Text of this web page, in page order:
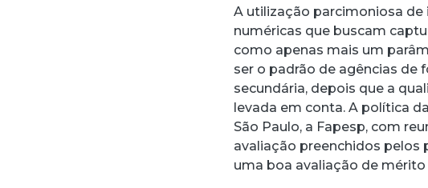
A utilização parcimoniosa
numéricas que buscam
como apenas mais um
ser o padrão de agências de
secundária, depois que a
levada em conta. A política
São Paulo, a Fapesp, com
avaliação preenchidos pelos
uma boa avaliação de